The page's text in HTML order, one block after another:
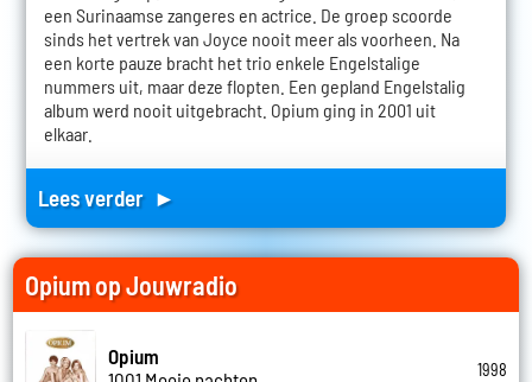
een Surinaamse zangeres en actrice. De groep scoorde
sinds het vertrek van Joyce nooit meer als voorheen. Na
een korte pauze bracht het trio enkele Engelstalige
nummers uit, maar deze flopten. Een gepland Engelstalig
album werd nooit uitgebracht. Opium ging in 2001 uit
elkaar.
Lees verder ►
Opium op Jouwradio
Opium
1998